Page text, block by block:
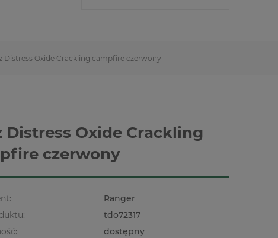
Distress Oxide Crackling campfire czerwony
Distress Oxide Crackling
czerwony
Ranger
tdo72317
dostępny